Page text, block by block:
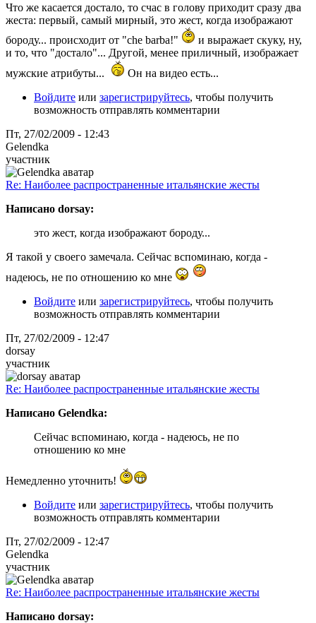
Что же касается достало, то счас в голову приходит сразу два
жеста: первый, самый мирный, это жест, когда изображают
бороду... происходит от "che barba!"
и выражает скуку, ну,
и то, что "достало"... Другой, менее приличный, изображает
мужские атрибуты...
Он на видео есть...
Войдите или зарегистрируйтесь, чтобы получить
возможность отправлять комментарии
Пт, 27/02/2009 - 12:43
Gelendka
участник
Re: Наиболее распространенные итальянские жесты
Написано dorsay:
это жест, когда изображают бороду...
Я такой у своего замечала. Сейчас вспоминаю, когда -
надеюсь, не по отношению ко мне
Войдите или зарегистрируйтесь, чтобы получить
возможность отправлять комментарии
Пт, 27/02/2009 - 12:47
dorsay
участник
Re: Наиболее распространенные итальянские жесты
Написано Gelendka:
Сейчас вспоминаю, когда - надеюсь, не по
отношению ко мне
Немедленно уточнить!
Войдите или зарегистрируйтесь, чтобы получить
возможность отправлять комментарии
Пт, 27/02/2009 - 12:47
Gelendka
участник
Re: Наиболее распространенные итальянские жесты
Написано dorsay: